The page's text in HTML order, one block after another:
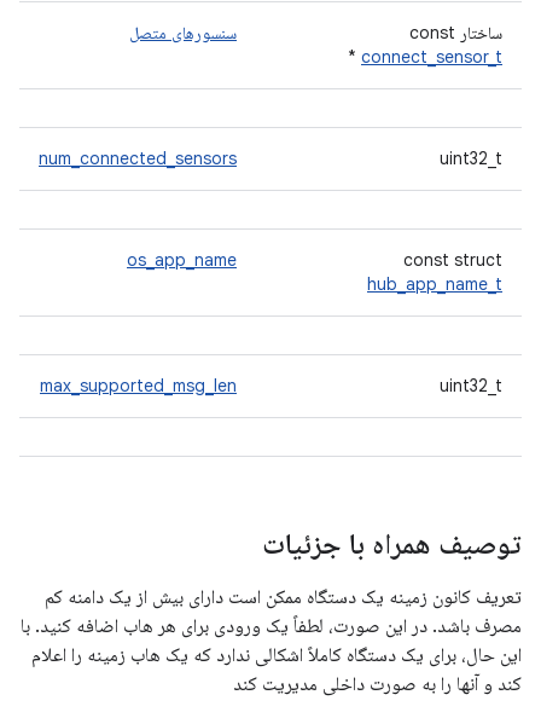
ساختار const
connect_sensor_t
*
سنسورهای متصل
uint32_t
num_connected_sensors
const struct
hub_app_name_t
os_app_name
uint32_t
max_supported_msg_len
توصیف همراه با جزئیات
تعریف کانون زمینه یک دستگاه ممکن است دارای بیش از یک دامنه کم
مصرف باشد. در این صورت، لطفاً یک ورودی برای هر هاب اضافه کنید. با
این حال، برای یک دستگاه کاملاً اشکالی ندارد که یک هاب زمینه را اعلام
کند و آنها را به صورت داخلی مدیریت کند